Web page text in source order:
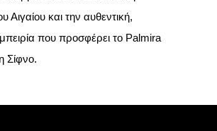
Αιγαίου και την αυθεντική,
που προσφέρει το Palmira
Σίφνο.